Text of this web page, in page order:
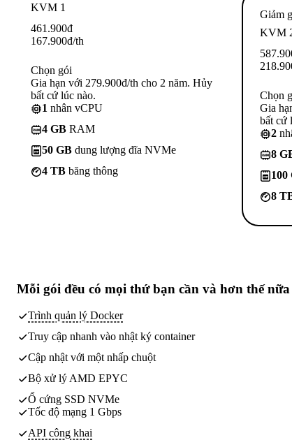
KVM 1
461.900đ
167.900đ/th
Chọn gói
Gia hạn với 279.900đ/th cho 2 năm. Hủy
bất cứ lúc nào.
1 nhân vCPU
4 GB RAM
50 GB dung lượng đĩa NVMe
4 TB băng thông
Giảm
KVM
Chọn
Gia
bất cứ
2
8
100
8
Mỗi gói đều có mọi thứ bạn cần và hơn thế nữa
Trình quản lý Docker
Truy cập nhanh vào nhật ký container
Cập nhật với một nhấp chuột
Bộ xử lý AMD EPYC
Ổ cứng SSD NVMe
Tốc độ mạng 1 Gbps
API công khai